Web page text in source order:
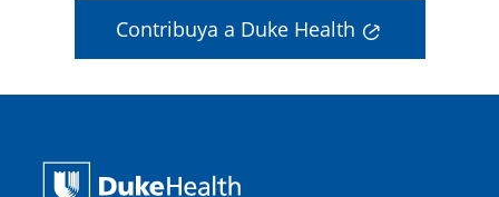
Contribuya a Duke Health